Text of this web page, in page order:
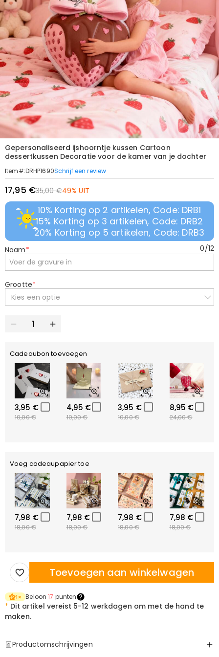
Gepersonaliseerd ijshoorntje kussen Cartoon
dessertkussen Decoratie voor de kamer van je dochter
Item#:DRHP1690Schrijf een review
17,95 €35,00 €49% UIT
10% Korting op 2 artikelen, Code: DRB1
15% Korting op 3 artikelen, Code: DRB2
20% Korting op 5 artikelen, Code: DRB3
Naam* 0/12
Grootte*
Kies een optie
Cadeaubon toevoegen
3,95 €
10,00 €
4,95 €
10,00 €
3,95 €
10,00 €
8,95 €
24,00 €
Voeg cadeaupapier toe
7,98 €
18,00 €
7,98 €
18,00 €
7,98 €
18,00 €
7,98 €
18,00 €
Toevoegen aan winkelwagen
1× Beloon17 punten
* Dit artikel vereist 5-12 werkdagen om met de hand te
maken.
Productomschrijvingen